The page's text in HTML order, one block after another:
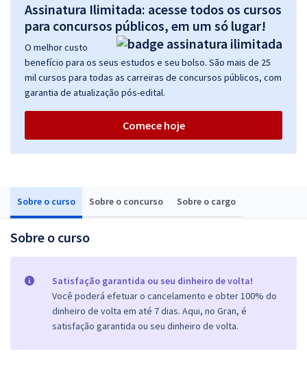
Sobre o curso Sobre o concurso Sobre o cargo
Sobre o curso
Satisfação garantida ou seu dinheiro de volta!
Você poderá efetuar o cancelamento e obter 100% do
dinheiro de volta em até 7 dias. Aqui, no Gran, é
satisfação garantida ou seu dinheiro de volta.
Assinatura Ilimitada: acesse todos os cursos
para concursos públicos, em um só lugar!
O melhor custo
benefício para os seus estudos e seu bolso. São mais de 25
mil cursos para todas as carreiras de concursos públicos, com
garantia de atualização pós-edital.
Comece hoje